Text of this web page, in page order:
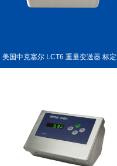
美国中克塞尔 LCT6 重量变送器 标